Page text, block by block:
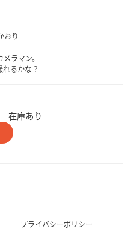
おり
ラマン。
れるかな？
在庫あり
プライバシーポリシー